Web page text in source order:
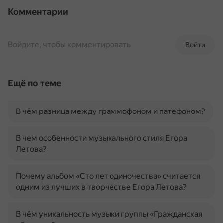
Комментарии
Войти
Войдите, чтобы комментировать
Ещё по теме
В чём разница между граммофоном и патефоном?
В чем особенности музыкального стиля Егора
Летова?
Почему альбом «Сто лет одиночества» считается
одним из лучших в творчестве Егора Летова?
В чём уникальность музыки группы «Гражданская